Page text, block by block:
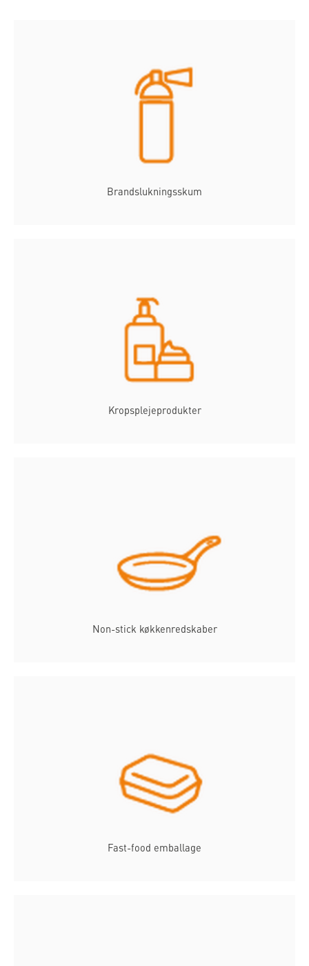
Brandslukningsskum
Kropsplejeprodukter
Non-stick køkkenredskaber
Fast-food emballage